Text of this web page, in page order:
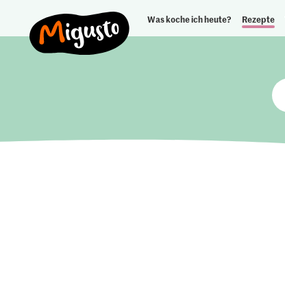
Was koche ich heute? Rezepte